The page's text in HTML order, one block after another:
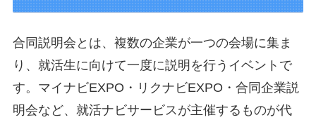
合同説明会とは、複数の企業が一つの会場に集ま
り、就活生に向けて一度に説明を行うイベントで
す。マイナビEXPO・リクナビEXPO・合同企業説
明会など、就活ナビサービスが主催するものが代